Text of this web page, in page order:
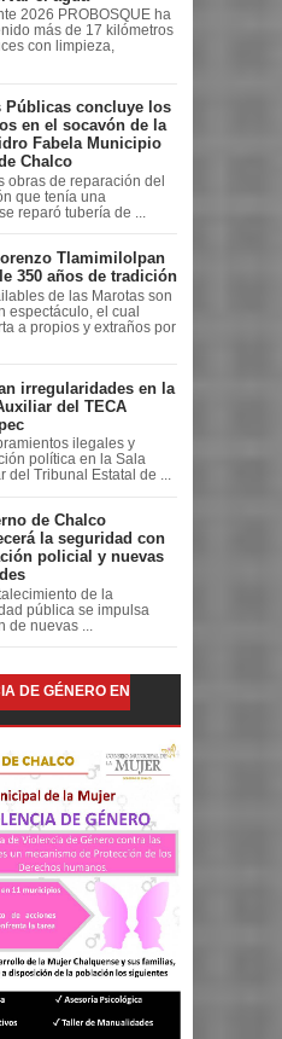
2026 PROBOSQUE ha
más de 17 kilómetros
con limpieza,
Públicas concluye los
en el socavón de la
Fabela Municipio
Chalco
obras de reparación del
que tenía una
reparó tubería de ...
Tlamimilolpan
350 años de tradición
de las Marotas son
espectáculo, el cual
a propios y extraños por
irregularidades en la
del TECA
ilegales y
política en la Sala
del Tribunal Estatal de ...
de Chalco
la seguridad con
policial y nuevas
de la
pública se impulsa
nuevas ...
DE GÉNERO EN